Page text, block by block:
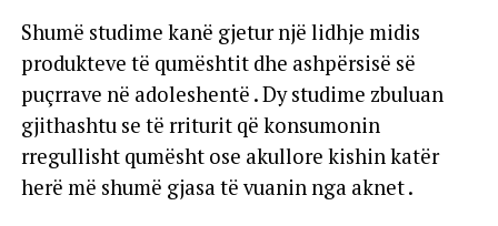
Shumë studime kanë gjetur një lidhje midis
produkteve të qumështit dhe ashpërsisë së
puçrrave në adoleshentë . Dy studime zbuluan
gjithashtu se të rriturit që konsumonin
rregullisht qumësht ose akullore kishin katër
herë më shumë gjasa të vuanin nga aknet .